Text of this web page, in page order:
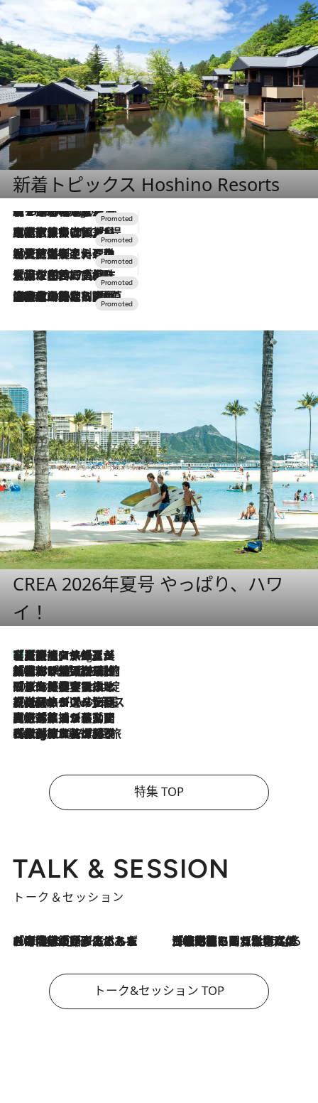
新着トピックス Hoshino Resorts
9 Hours Ago
【トンボの足水浴】ヒノキの香りに包まれて涼感マックス！約13℃の湧水かけ流しを避暑地「星野温泉 トンボの湯」で体験
2026.7.31
【ホテル帰省】という選択肢をOMOが提案。家族とほどよい距離を保つには「昼は実家、夜は気兼ねなくホテルで！」
2026.7.24
【夏限定ディナーコース】旬を迎える稚鮎や花ズッキーニなどをイタリア・トスカーナの郷土料理の手法で満喫！
2026.7.17
「土佐和ハーブかき氷」がOMO7高知に登場！生姜、山椒、大葉など目にも舌にも涼を呼ぶ郷土の味
2026.7.10
NEW OPEN！【界 草津】名湯の地に誕生。趣の異なる2種の温泉と上州ならではの会席・蕎麦割烹など美食を味わう究極の癒やし旅
CREA 2026年夏号 やっぱり、ハワ
イ！
11 Hours Ago
【厳選旅コスメ】「多機能アイテムがメイン！」旅好き美容エディターが選んだ夏旅ベストコスメを発表【Mサイズジップ】
2026.8.6
「荷物が増えるほど旅ストレスは増す」美容ジャーナリストがたどり着いた最終結論。“化粧品を劇的に減らす”感動の凝縮美容とは
2026.8.6
「旅先には金髪ウィッグを持参」日本と同じメイクでは損してる!? 美容ジャーナリストが提案する“掟破りの旅美容”とは
2026.8.6
【厳選旅コスメ】「身軽さ＆UV対策重視！」ヘアアーティストshucoが選んだ夏旅ベストコスメを発表【Mサイズジップ】
2026.8.5
【厳選旅コスメ】国内をあちこち移動する河井菜摘が選んだ夏旅ベストコスメ発表！「リラックスアイテムはマスト」【Mサイズジップ】
2026.8.4
【厳選旅コスメ】「紫外線＆乾燥対策しながらメイク感も！」ヘア＆メイクGeorgeが選んだ夏旅ベストコスメを発表！【Mサイズジップ】
特集 TOP
TALK & SESSION
トーク＆セッション
2026.8.3
「今後値上げがあるとすれば…」「リスクがあるのは今年の冬」エネルギー専門家が語る、ホルムズ海峡封鎖が家庭にもたらす“ある心配” 2026.8.3
「住宅建てられない…」「サーチャージ料の高値が続いている」ホルムズ海峡封鎖による影響はいつまで続く？《エネルギー専門家に聞く“どうなる日本の暮らし”》
トーク&セッション TOP